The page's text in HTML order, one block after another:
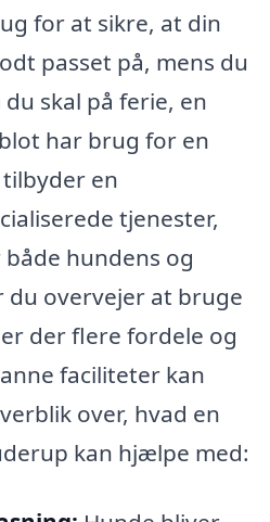
for at sikre, at din
passet på, mens du
skal på ferie, en
har brug for en
en
tjenester,
hundens og
du overvejer at bruge
der flere fordele og
faciliteter kan
over, hvad en
kan hjælpe med: